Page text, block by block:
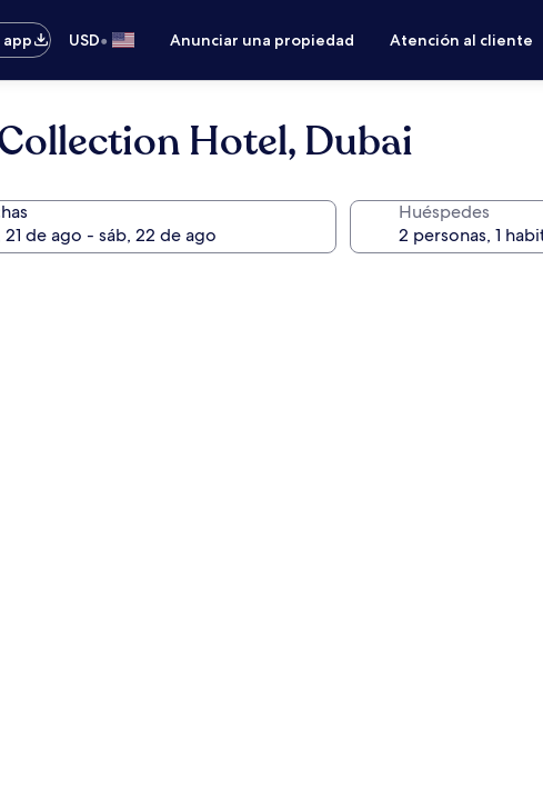
USD• Anunciar una propiedad Atención al cliente
Hotel, Dubai
Huéspedes